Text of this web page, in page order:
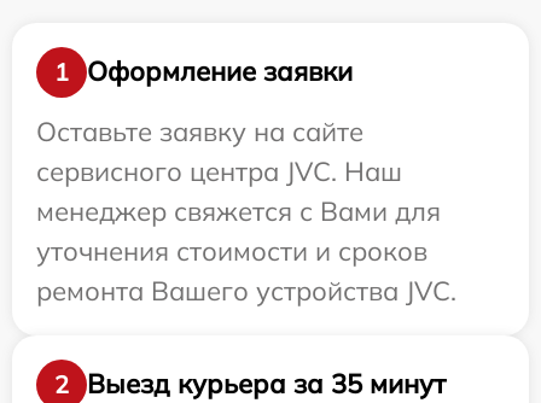
1
Оформление заявки
Оставьте заявку на сайте
сервисного центра JVC. Наш
менеджер свяжется с Вами для
уточнения стоимости и сроков
ремонта Вашего устройства JVC.
2
Выезд курьера за 35 минут